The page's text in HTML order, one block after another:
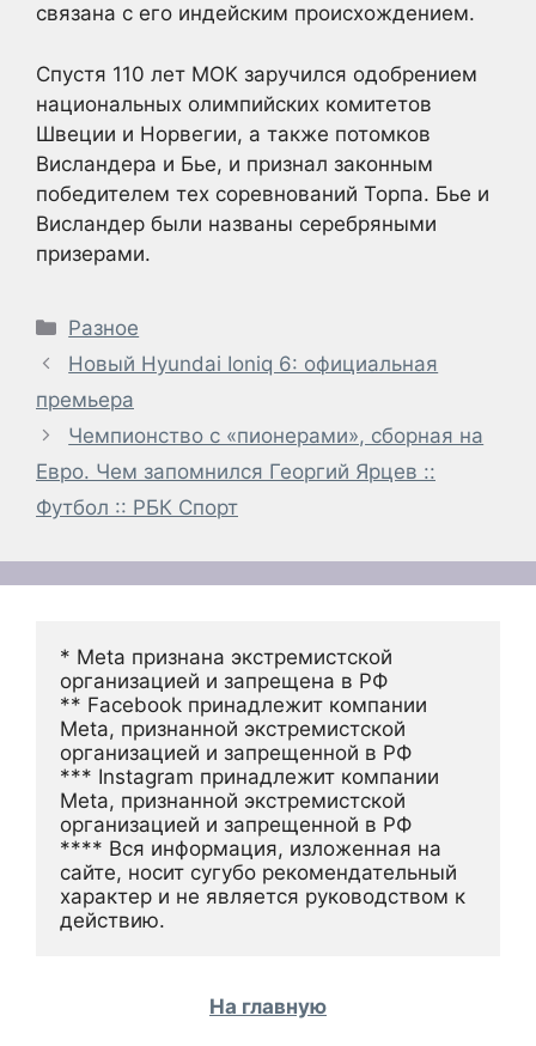
связана с его индейским происхождением.
Спустя 110 лет МОК заручился одобрением
национальных олимпийских комитетов
Швеции и Норвегии, а также потомков
Висландера и Бье, и признал законным
победителем тех соревнований Торпа. Бье и
Висландер были названы серебряными
призерами.
Рубрики
Разное
Новый Hyundai Ioniq 6: официальная
премьера
Чемпионство с «пионерами», сборная на
Евро. Чем запомнился Георгий Ярцев ::
Футбол :: РБК Спорт
* Meta признана экстремистской
организацией и запрещена в РФ
** Facebook принадлежит компании
Meta, признанной экстремистской
организацией и запрещенной в РФ
*** Instagram принадлежит компании
Meta, признанной экстремистской
организацией и запрещенной в РФ
**** Вся информация, изложенная на
сайте, носит сугубо рекомендательный
характер и не является руководством к
действию.
На главную